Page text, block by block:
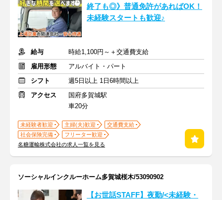
終了も◎》普通免許があればOK！
未経験スタートも歓迎♪
給与
時給1,100円～＋交通費支給
雇用形態
アルバイト・パート
シフト
週5日以上 1日6時間以上
アクセス
国府多賀城駅
車20分
未経験者歓迎 主婦(夫)歓迎
交通費支給
社会保険完備
フリーター歓迎
名糖運輸株式会社の求人一覧を見る
ソーシャルインクルーホーム多賀城桜木/53090902
【お世話STAFF】夜勤/<未経験・